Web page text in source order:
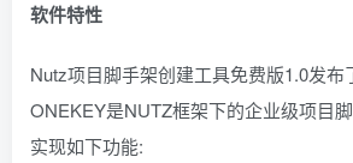
软件特性
Nutz项目脚手架创建工具免费版1.0发布
ONEKEY是NUTZ框架下的企业级项目
实现如下功能: